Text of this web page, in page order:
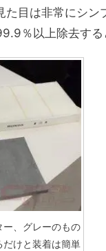
た目は非常にシ
％以上除去する
ー、グレーのもの
けと装着は簡単